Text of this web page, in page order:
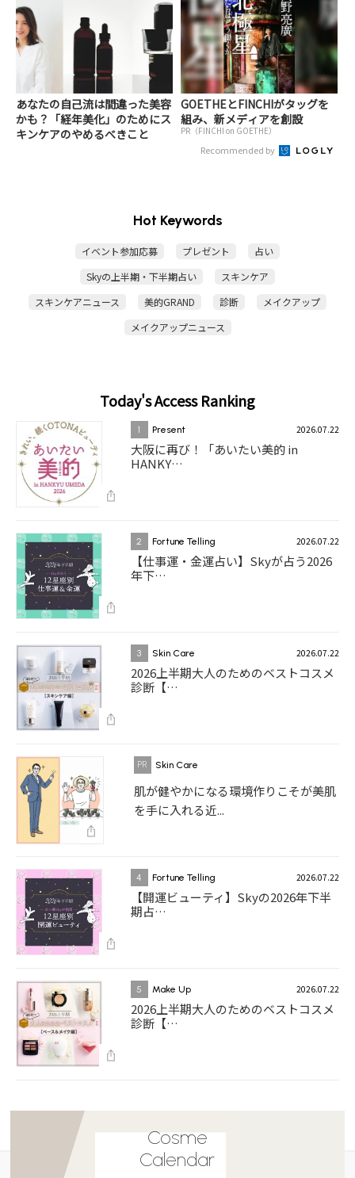
あなたの自己流は間違った美容
かも？「経年美化」のためにス
キンケアのやめるべきこと
GOETHEとFINCHIがタッグを
組み、新メディアを創設
PR（FINCHI on GOETHE）
Recommended by
Hot Keywords
イベント参加応募 プレゼント
占い
Skyの上半期・下半期占い
スキンケア
スキンケアニュース
美的GRAND 診断
メイクアップ
メイクアップニュース
Today's Access Ranking
1 Present 2026.07.22
大阪に再び！「あいたい美的 in
HANKY…
2 Fortune Telling 2026.07.22
【仕事運・金運占い】Skyが占う2026
年下…
3 Skin Care 2026.07.22
2026上半期大人のためのベストコスメ
診断【…
Skin Care
肌が健やかになる環境作りこそが美肌
を手に入れる近...
4 Fortune Telling 2026.07.22
【開運ビューティ】Skyの2026年下半
期占…
5 Make Up 2026.07.22
2026上半期大人のためのベストコスメ
診断【…
Cosme
Calendar